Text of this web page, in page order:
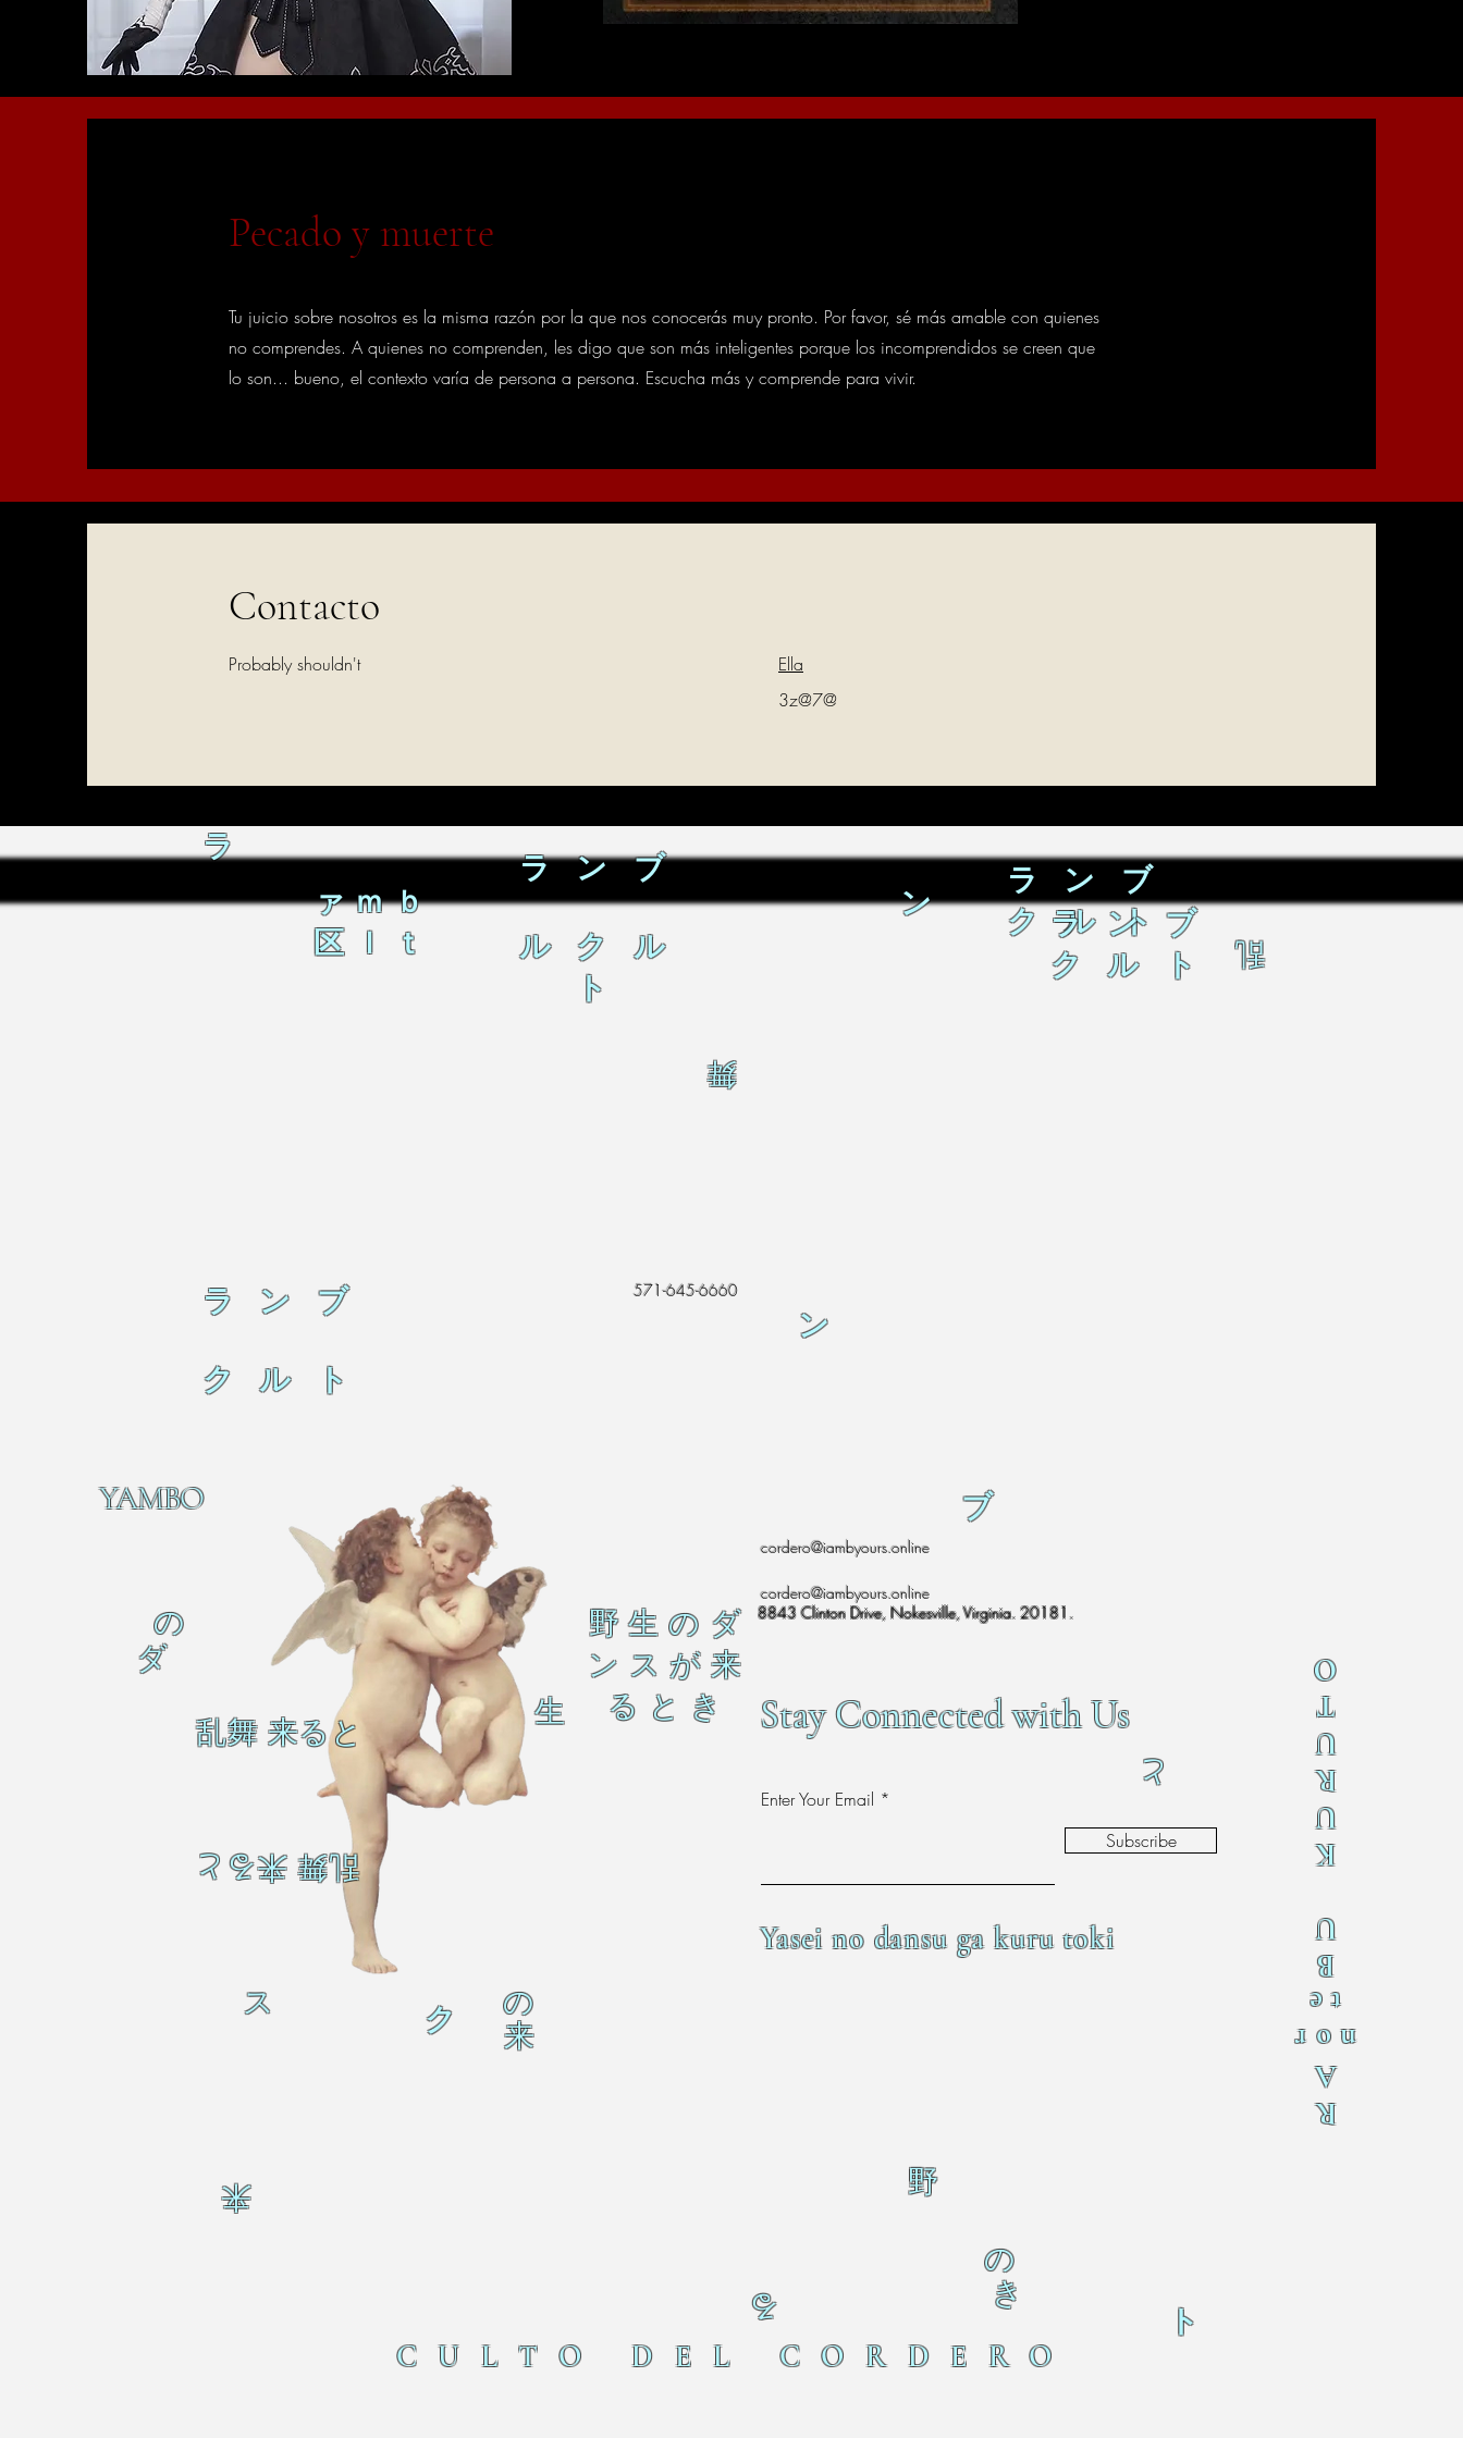
Pecado y muerte
Tu juicio sobre nosotros es la misma razón por la que nos conocerás muy pronto. Por favor, sé más amable con quienes
no comprendes. A quienes no comprenden, les digo que son más inteligentes porque los incomprendidos se creen que
lo son... bueno, el contexto varía de persona a persona. Escucha más y comprende para vivir.
Contacto
Probably shouldn't
Ella
3z@7@
ラ
ァｍｂ
区ｌｔ
ラ ン ブ
ル ク ル
ト
舞
ン
ラ ン ブ
ク ル ト
ラ ン ブ
ク ル ト
乱
YAMBO
乱舞 来ると
乱舞 来ると
ク
生
の
ダ
ス
の
来
来
ブ
cordero@iambyours.online
cordero@iambyours.online
野 生 の ダ
ン ス が 来
る と き
8843 Clinton Drive, Nokesville, Virginia. 20181.
Stay Connected with Us
Enter Your Email
と
Subscribe
Yasei no dansu ga kuru toki
R
A
nor
te
B
U
K
U
R
U
T
O
る
野
の
き
ト
CULTO DEL CORDERO
ラ ン ブ
ク ル ト
ン
571-645-6660